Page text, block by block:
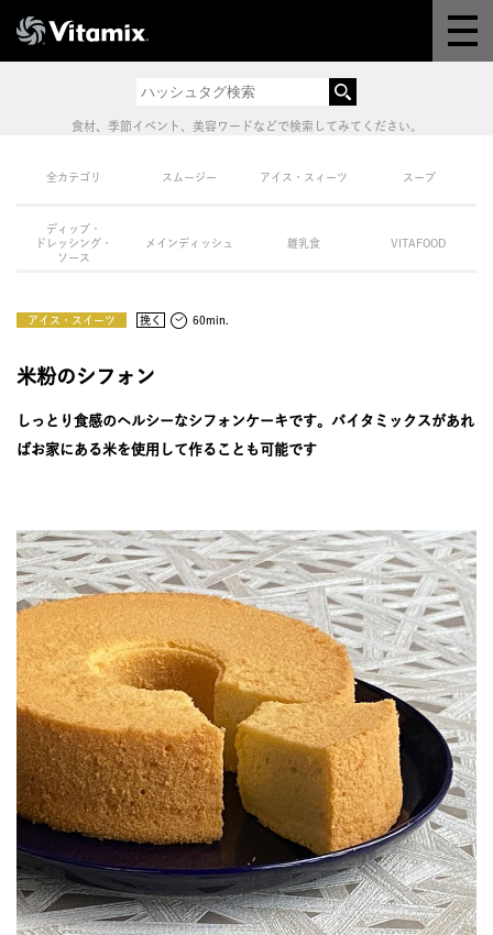
体験＆講座
8つの機能
オンラインストア
レビュー
食材、季節イベント、美容ワードなどで検索してみてください。
全カテゴリ スムージー アイス・スィーツ スープ
ディップ・
ドレッシング・
ソース
メインディッシュ 離乳食 VITAFOOD
アイス・スイーツ 挽く 60min.
米粉のシフォン
しっとり食感のヘルシーなシフォンケーキです。バイタミックスがあれ
ばお家にある米を使用して作ることも可能です